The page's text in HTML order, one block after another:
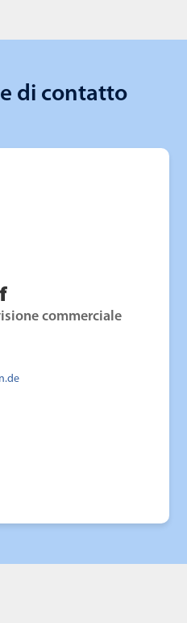
di contatto
commerciale